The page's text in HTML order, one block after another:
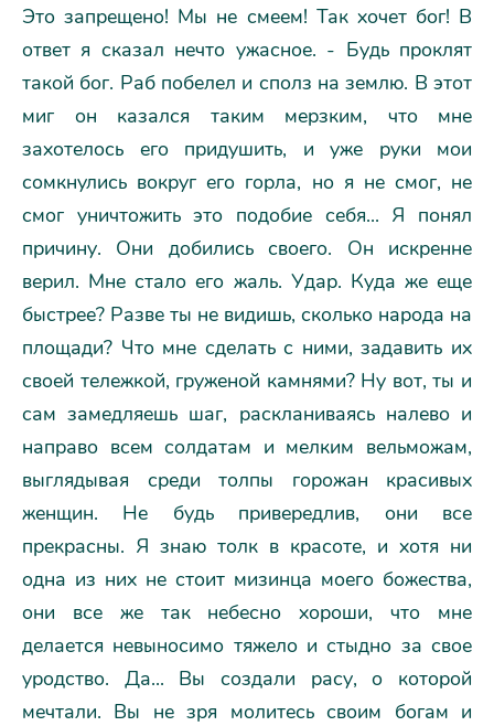
Это запрещено! Мы не смеем! Так хочет бог! В
ответ я сказал нечто ужасное. - Будь проклят
такой бог. Раб побелел и сполз на землю. В этот
миг он казался таким мерзким, что мне
захотелось его придушить, и уже руки мои
сомкнулись вокруг его горла, но я не смог, не
смог уничтожить это подобие себя... Я понял
причину. Они добились своего. Он искренне
верил. Мне стало его жаль. Удар. Куда же еще
быстрее? Разве ты не видишь, сколько народа на
площади? Что мне сделать с ними, задавить их
своей тележкой, груженой камнями? Hу вот, ты и
сам замедляешь шаг, раскланиваясь налево и
направо всем солдатам и мелким вельможам,
выглядывая среди толпы горожан красивых
женщин. Hе будь привередлив, они все
прекрасны. Я знаю толк в красоте, и хотя ни
одна из них не стоит мизинца моего божества,
они все же так небесно хороши, что мне
делается невыносимо тяжело и стыдно за свое
уродство. Да... Вы создали расу, о которой
мечтали. Вы не зря молитесь своим богам и